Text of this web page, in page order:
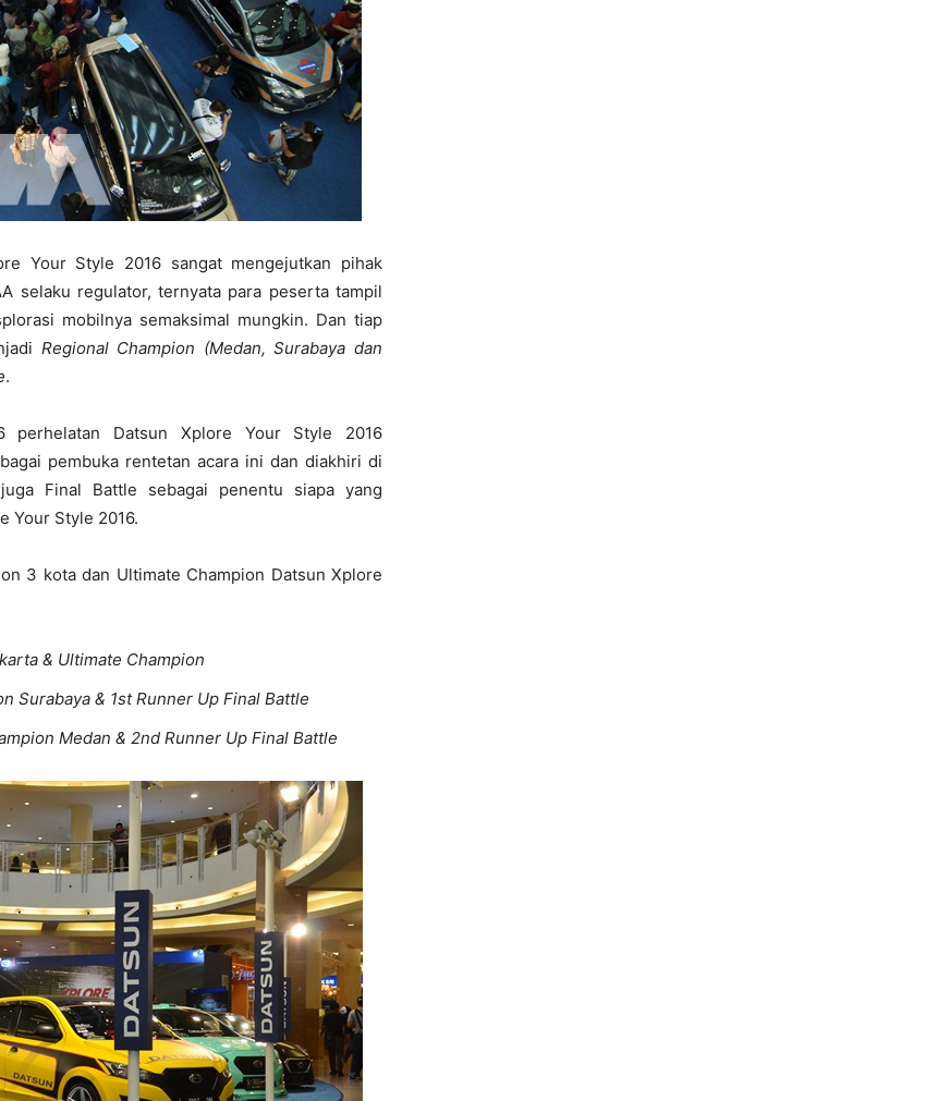
Your Style 2016 sangat mengejutkan pihak
selaku regulator, ternyata para peserta tampil
mobilnya semaksimal mungkin. Dan tiap
Regional Champion (Medan, Surabaya dan
.
perhelatan Datsun Xplore Your Style 2016
pembuka rentetan acara ini dan diakhiri di
Final Battle sebagai penentu siapa yang
Your Style 2016.
3 kota dan Ultimate Champion Datsun Xplore
& Ultimate Champion
Surabaya & 1st Runner Up Final Battle
Medan & 2nd Runner Up Final Battle